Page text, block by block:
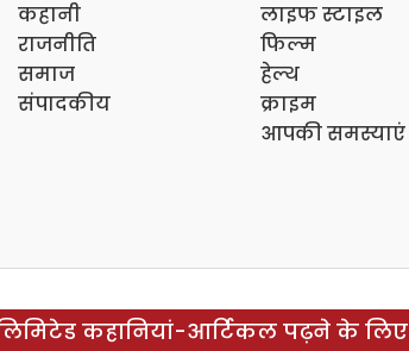
कहानी
राजनीति
समाज
संपादकीय
लाइफ स्टाइल
फिल्म
हेल्थ
क्राइम
आपकी समस्याएं
कहानियां-आर्टिकल पढ़ने के लिए